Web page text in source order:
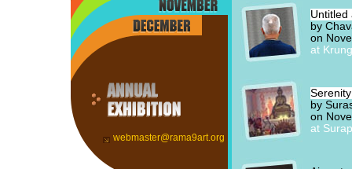
webmaster@rama9art.org